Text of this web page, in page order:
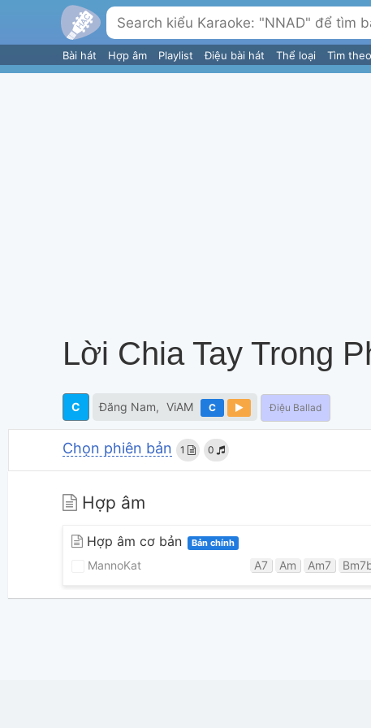
Bài hát Hợp âm Playlist Điệu bài hát Thể loại Tìm
Lời Chia Tay Trong
C Đăng Nam ViAM C Điệu Ballad
Chọn phiên bản 1 0
Hợp âm
Hợp âm cơ bản Bản chính
MannoKat A7 Am Am7